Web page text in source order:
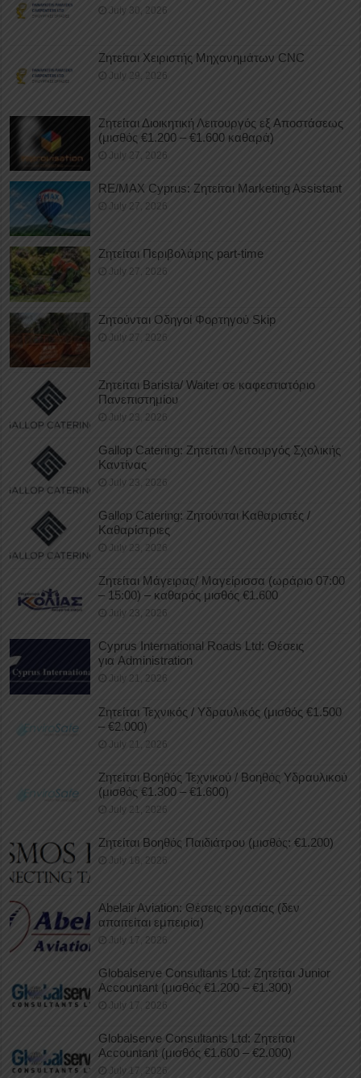
July 30, 2026
Ζητείται Χειριστής Μηχανημάτων CNC
July 29, 2026
Ζητείται Διοικητική Λειτουργός εξ Αποστάσεως
(μισθός €1.200 – €1.600 καθαρά)
July 27, 2026
RE/MAX Cyprus: Ζητείται Marketing Assistant
July 27, 2026
Ζητείται Περιβολάρης part-time
July 27, 2026
Ζητούνται Οδηγοί Φορτηγού Skip
July 27, 2026
Ζητείται Barista/ Waiter σε καφεστιατόριο
Πανεπιστημίου
July 23, 2026
Gallop Catering: Ζητείται Λειτουργός Σχολικής
Καντίνας
July 23, 2026
Gallop Catering: Ζητούνται Καθαριστές /
Καθαρίστριες
July 23, 2026
Ζητείται Μάγειρας/ Μαγείρισσα (ωράριο 07:00
– 15:00) – καθαρός μισθός €1.600
July 23, 2026
Cyprus International Roads Ltd: Θέσεις
για Administration
July 21, 2026
Ζητείται Τεχνικός / Υδραυλικός (μισθός €1.500
– €2.000)
July 21, 2026
Ζητείται Βοηθός Τεχνικού / Βοηθός Υδραυλικού
(μισθός €1.300 – €1.600)
July 21, 2026
Ζητείται Βοηθός Παιδιάτρου (μισθός: €1.200)
July 18, 2026
Abelair Aviation: Θέσεις εργασίας (δεν
απαιτείται εμπειρία)
July 17, 2026
Globalserve Consultants Ltd: Ζητείται Junior
Accountant (μισθός €1.200 – €1.300)
July 17, 2026
Globalserve Consultants Ltd: Ζητείται
Accountant (μισθός €1.600 – €2.000)
July 17, 2026